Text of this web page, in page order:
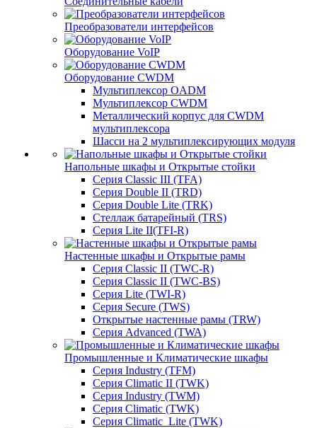
Преобразователи интерфейсов
Оборудование VoIP
Оборудование CWDM
Мультиплекcор OADM
Мультиплексор CWDM
Металлический корпус для CWDM
мультиплексора
Шасси на 2 мультиплексирующих модуля
Напольные шкафы и Открытые стойки
Серия Classic III (TFA)
Серия Double II (TRD)
Серия Double Lite (TRK)
Стеллаж батарейный (TRS)
Серия Lite II(TFI-R)
Настенные шкафы и Открытые рамы
Серия Classic II (TWC-R)
Серия Classic II (TWC-BS)
Серия Lite (TWI-R)
Серия Secure (TWS)
Открытые настенные рамы (TRW)
Серия Advanced (TWA)
Промышленные и Климатические шкафы
Серия Industry (TFM)
Серия Climatic II (TWK)
Серия Industry (TWM)
Серия Climatic (TWK)
Серия Climatic_Lite (TWK)